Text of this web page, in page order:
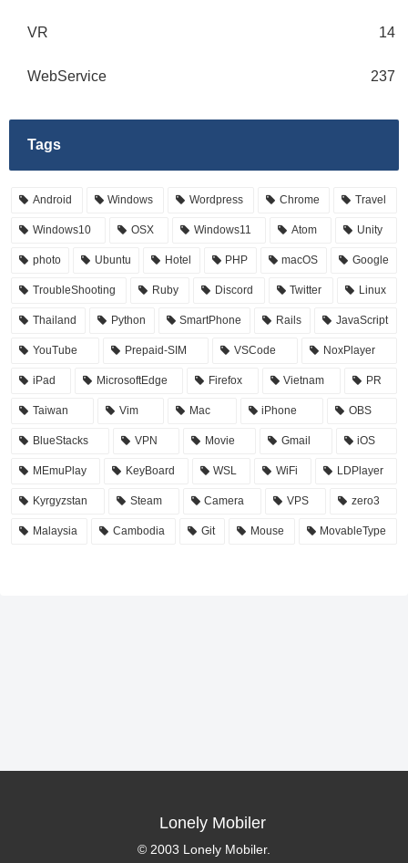
VR 14
WebService 237
Tags
Android Windows Wordpress Chrome Travel
Windows10 OSX Windows11 Atom Unity
photo Ubuntu Hotel PHP macOS Google
TroubleShooting Ruby Discord Twitter Linux
Thailand Python SmartPhone Rails JavaScript
YouTube Prepaid-SIM VSCode NoxPlayer
iPad MicrosoftEdge Firefox Vietnam PR
Taiwan Vim Mac iPhone OBS
BlueStacks VPN Movie Gmail iOS
MEmuPlay KeyBoard WSL WiFi LDPlayer
Kyrgyzstan Steam Camera VPS zero3
Malaysia Cambodia Git Mouse MovableType
Lonely Mobiler
© 2003 Lonely Mobiler.